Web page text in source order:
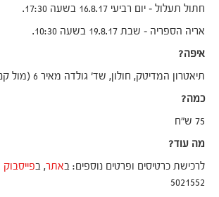
חתול תעלול – יום רביעי 16.8.17 בשעה 17:30.
אריה הספריה – שבת 19.8.17 בשעה 10:30.
איפה?
תיאטרון המדיטק, חולון, שד' גולדה מאיר 6 (מול קניון חולון)
כמה?
75 ש"ח
מה עוד?
לרכישת כרטיסים ופרטים נוספים: באתר, בפייסבוק
5021552